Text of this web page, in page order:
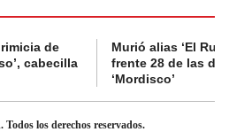
de
cabecilla
Murió alias ‘El
frente 28 de las
‘Mordisco’
los derechos reservados.